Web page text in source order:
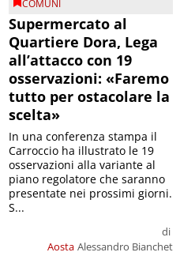
COMUNI
Supermercato al
Quartiere Dora, Lega
all’attacco con 19
osservazioni: «Faremo
tutto per ostacolare la
scelta»
Aosta
di
Alessandro Bianchet
In una conferenza stampa il
Carroccio ha illustrato le 19
osservazioni alla variante al
piano regolatore che saranno
presentate nei prossimi giorni.
S...